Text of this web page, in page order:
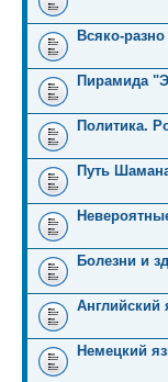
Всяко-разно
Пирамида
Политика.
Путь
Болезни и
Немецкий